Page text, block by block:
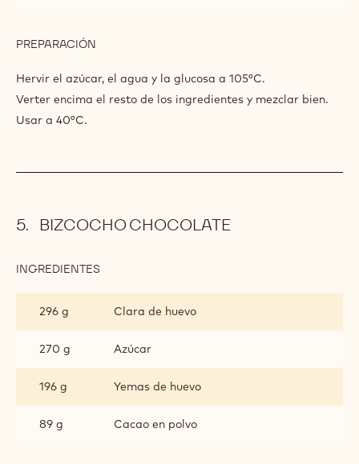
PREPARACIÓN
GOLD
CALLEBAUT®
Hervir el azúcar, el agua y la glucosa a 105°C.
Verter encima el resto de los ingredientes y mezclar bien.
Usar a 40°C.
BIZCOCHO CHOCOLATE
INGREDIENTES
296 g
Clara de huevo
270 g Azúcar
196 g Yemas de huevo
89 g Cacao en polvo